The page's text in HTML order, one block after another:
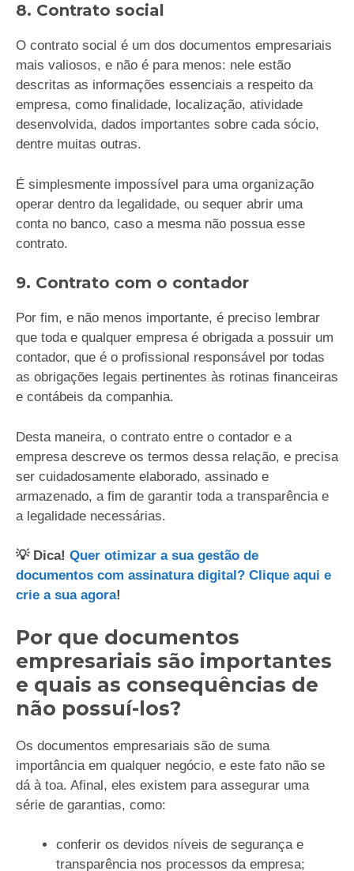
8. Contrato social
O contrato social é um dos documentos empresariais
mais valiosos, e não é para menos: nele estão
descritas as informações essenciais a respeito da
empresa, como finalidade, localização, atividade
desenvolvida, dados importantes sobre cada sócio,
dentre muitas outras.
É simplesmente impossível para uma organização
operar dentro da legalidade, ou sequer abrir uma
conta no banco, caso a mesma não possua esse
contrato.
9. Contrato com o contador
Por fim, e não menos importante, é preciso lembrar
que toda e qualquer empresa é obrigada a possuir um
contador, que é o profissional responsável por todas
as obrigações legais pertinentes às rotinas financeiras
e contábeis da companhia.
Desta maneira, o contrato entre o contador e a
empresa descreve os termos dessa relação, e precisa
ser cuidadosamente elaborado, assinado e
armazenado, a fim de garantir toda a transparência e
a legalidade necessárias.
💡 Dica! Quer otimizar a sua gestão de
documentos com assinatura digital? Clique aqui e
crie a sua agora!
Por que documentos
empresariais são importantes
e quais as consequências de
não possuí-los?
Os documentos empresariais são de suma
importância em qualquer negócio, e este fato não se
dá à toa. Afinal, eles existem para assegurar uma
série de garantias, como:
conferir os devidos níveis de segurança e
transparência nos processos da empresa;